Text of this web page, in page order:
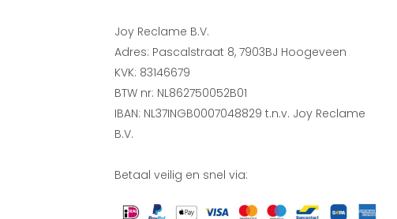
Joy Reclame B.V.
Adres: Pascalstraat 8, 7903BJ Hoogeveen
KVK: 83146679
BTW nr: NL862750052B01
IBAN: NL37INGB0007048829 t.n.v. Joy Reclame
B.V.
Betaal veilig en snel via: